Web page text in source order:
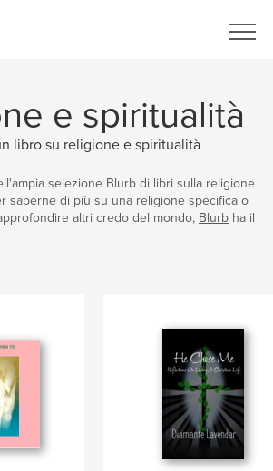
e spiritualità
libro su religione e spiritualità
selezione Blurb di libri sulla religione
saperne di più su una religione specifica o
altri credo del mondo, Blurb ha il